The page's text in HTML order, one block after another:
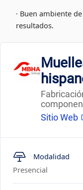
· Buen ambiente
resultados.
Sitio Web
Modalidad
Presencial